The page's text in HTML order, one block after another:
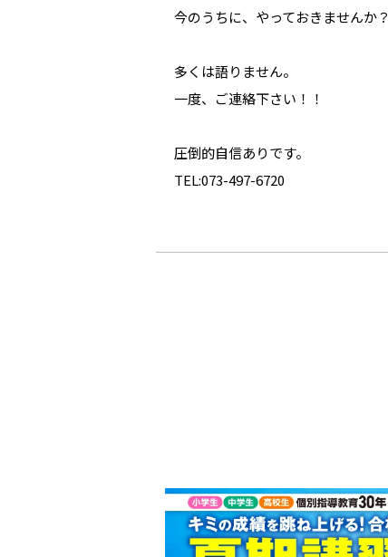
今のうちに、やっておきませんか？
多くは語りません。
一度、ご連絡下さい！！
圧倒的自信ありです。
TEL:073-497-6720